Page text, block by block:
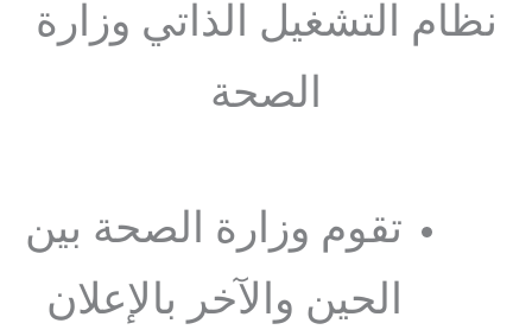
نظام التشغيل الذاتي وزارة
الصحة
تقوم وزارة الصحة بين
الحين والآخر بالإعلان